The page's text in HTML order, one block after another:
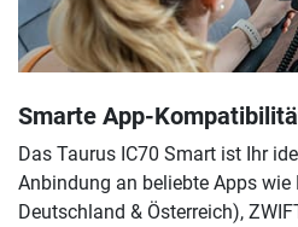
Smarte App-
Das Taurus IC70 Smart ist Ihr
Anbindung an beliebte Apps wie
Deutschland & Österreich),